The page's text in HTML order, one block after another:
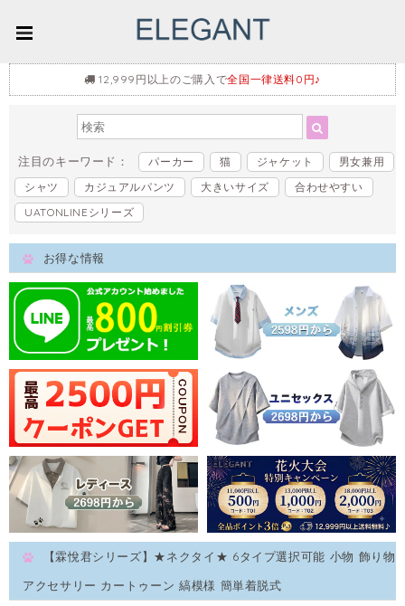
12,999円以上のご購入で全国一律送料0円♪
注目のキーワード： パーカー 猫 ジャケット
男女兼用
シャツ
カジュアルパンツ 大きいサイズ
合わせやすい
UATONLINEシリーズ
お得な情報
【霖悅君シリーズ】★ネクタイ★ 6タイプ選択可能 小物 飾り物
アクセサリー カートゥーン 縞模様 簡単着脱式